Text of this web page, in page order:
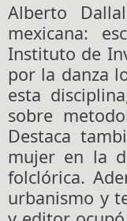
Alberto
mexicana:
Instituto de
por la danza
esta
sobre
Destaca
mujer en la
folclórica.
urbanismo y